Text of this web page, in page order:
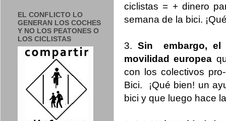
ciclistas = + dinero
semana de la bici.
3. Sin embargo, el
movilidad europea
con los colectivos
Bici. ¡Qué bien! un
bici y que luego hace
EL CONFLICTO LO
GENERAN LOS COCHES
Y NO LOS PEATONES O
LOS CICLISTAS